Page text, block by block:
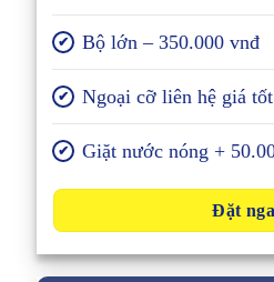
✔ Bộ lớn – 350.000 vnđ
✔ Ngoại cỡ liên hệ giá tốt
✔ Giặt nước nóng +
Đặt